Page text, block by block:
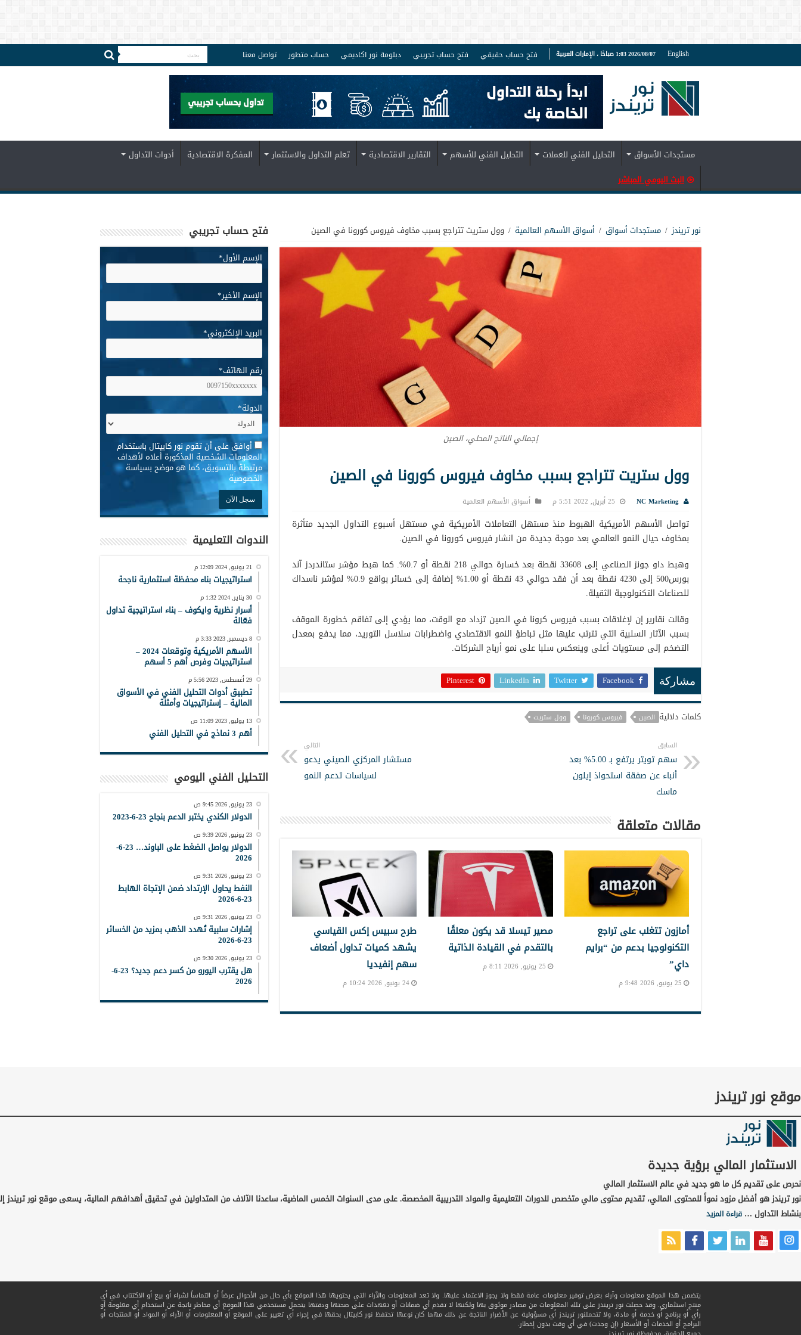
English 2026/08/07 1:03 صباحًا ، الإمارات العربية فتح حساب حقيقي فتح حساب تجريبي دبلومة نور اكاديمي حساب متطور تواصل معنا
مستجدات الأسواق التحليل الفني للعملات التحليل الفني للأسهم التقارير الاقتصادية تعلم التداول والاستثمار المفكرة الاقتصادية
أدوات التداول
البث اليومي المباشر
نور تريندز / مستجدات أسواق / أسواق الأسهم العالمية / وول ستريت تتراجع بسبب مخاوف فيروس كورونا في الصين
إجمالي الناتج المحلي، الصين
وول ستريت تتراجع بسبب مخاوف فيروس كورونا في الصين
NC Marketing 25 أبريل, 2022 5:51 م أسواق الأسهم العالمية
تواصل الأسهم الأمريكية الهبوط منذ مستهل التعاملات الأمريكية في مستهل أسبوع التداول الجديد متأثرة
بمخاوف حيال النمو العالمي بعد موجة جديدة من انشار فيروس كورونا في الصين.
وهبط داو جونز الصناعي إلى 33608 نقطة بعد خسارة حوالي 218 نقطة أو 0.7%. كما هبط مؤشر ستاندردز آند
بورس500 إلى 4230 نقطة بعد أن فقد حوالي 43 نقطة أو 1.00% إضافة إلى خسائر بواقع 0.9% لمؤشر ناسداك
للصناعات التكنولوجية الثقيلة.
وقالت نقارير إن لإغلاقات بسبب فيروس كرونا في الصين تزداد مع الوقت، مما يؤدي إلى تفاقم خطورة الموقف
بسبب الآثار السلبية التي تترتب عليها مثل تباطؤ النمو الاقتصادي واضطرابات سلاسل التوريد، مما يدفع بمعدل
التضخم إلى مستويات أعلى وينعكس سلبا على نمو أرباح الشركات.
مشاركة Facebook
Twitter
LinkedIn
Pinterest
كلمات دلالية الصين فيروس كورونا وول ستريت
السابق
سهم تويتر يرتفع بـ 5.00% بعد
أنباء عن صفقة استحواذ إيلون
ماسك
التالي
مستشار المركزي الصيني يدعو
لسياسات تدعم النمو
مقالات متعلقة
أمازون تتغلب على تراجع
التكنولوجيا بدعم من “برايم
داي”
25 يونيو, 2026 9:48 م
مصير تيسلا قد يكون معلقًا
بالتقدم في القيادة الذاتية
25 يونيو, 2026 8:11 م
طرح سبيس إكس القياسي
يشهد كميات تداول أضعاف
سهم إنفيديا
24 يونيو, 2026 10:24 م
فتح حساب تجريبي
الإسم الأول*
الإسم الأخير*
البريد الإلكتروني*
رقم الهاتف*
الدولة*
* أوافق على أن تقوم نور كابيتال باستخدام
المعلومات الشخصية المذكورة أعلاه لأهداف
مرتبطة بالتسويق، كما هو موضح بسياسة
الخصوصية
الندوات التعليمية
21 يونيو, 2024 12:09 م
استراتيجيات بناء محفظة استثمارية ناجحة
30 يناير, 2024 1:32 م
أسرار نظرية وايكوف – بناء استراتيجية تداول
فعّالة
8 ديسمبر, 2023 3:33 م
الأسهم الأمريكية وتوقعات 2024 –
استراتيجيات وفرص أهم 5 أسهم
29 أغسطس, 2023 5:56 م
تطبيق أدوات التحليل الفني في الأسواق
المالية – إستراتيجيات وأمثلة
13 يوليو, 2023 11:09 ص
أهم 3 نماذج في التحليل الفني
التحليل الفني اليومي
23 يونيو, 2026 9:45 ص
الدولار الكندي يختبر الدعم بنجاح 23-6-2023
23 يونيو, 2026 9:39 ص
الدولار يواصل الضغط على الباوند… 23-6-
2026
23 يونيو, 2026 9:31 ص
النفط يحاول الإرتداد ضمن الإتجاة الهابط
23-6-2026
23 يونيو, 2026 9:31 ص
إشارات سلبية تُهدد الذهب بمزيد من الخسائر
23-6-2026
23 يونيو, 2026 9:30 ص
هل يقترب اليورو من كسر دعم جديد؟ 23-6-
2026
موقع نور تريندز
الاستثمار المالي برؤية جديدة
نحرص على تقديم كل ما هو جديد في عالم الاستثمار المالي
نور تريندز هو أفضل مزود نمواً للمحتوى المالي، تقديم محتوى مالي متخصص للدورات التعليمية والمواد التدريبية المخصصة. على مدى السنوات الخمس الماضية، ساعدنا الآلاف من المتداولين في تحقيق أهدافهم المالية، يسعى موقع نور تريندز
بنشاط التداول … قراءة المزيد
يتضمن هذا الموقع معلومات وآراء بغرض توفير معلومات عامة فقط ولا يجوز الاعتماد عليها. ولا تعد المعلومات والآراء التي يحتويها هذا الموقع بأي حال من الأحوال عرضاً أو التماساً لشراء أو بيع أو الاكتتاب في أي
منتج استثماري. وقد حصلت نور تريندز على تلك المعلومات من مصادر موثوق بها ولكنها لا تقدم أي ضمانات أو تعهدات على صحتها ودقتها يتحمل مستخدمي هذا الموقع أي مخاطر ناتجة عن استخدام أي معلومة أو
رأي أو برنامج أو خدمة أو مادة، ولا تتحملنور تريندز أي مسؤولية عن الأضرار الناتجة عن ذلك مهما كان نوعها تحتفظ نور كابيتال بحقها في إجراء أي تغيير على الموقع أو المعلومات أو الآراء أو المواد أو المنتجات أو
البرامج أو الخدمات أو الأسعار (إن وجدت) في أي وقت بدون إخطار.